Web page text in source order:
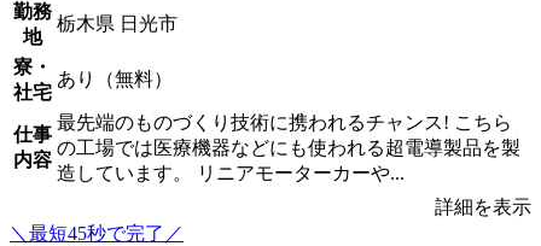
勤務
地
栃木県 日光市
寮・
社宅
あり（無料）
仕事
内容
最先端のものづくり技術に携われるチャンス! こちら
の工場では医療機器などにも使われる超電導製品を製
造しています。 リニアモーターカーや...
詳細を表示
＼最短45秒で完了／